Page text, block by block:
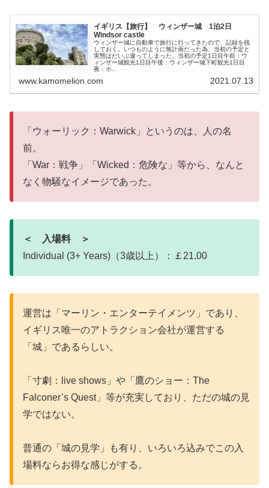
イギリス【旅行】 ウィンザー城 1泊2日
Windsor castle
ウィンザー城に自動車で旅行に行ってきたので、記録を残
しておく。いつものように無計画だった為、当初の予定と
実態はだいぶ違ってしまった。当初の予定1日目午前：ウ
ィンザー城観光1日目午後：ウィンザー城下町観光1日目
夜：ホ...
www.kamomelion.com 2021.07.13
「ウォーリック：Warwick」というのは、人の名
前。
「War：戦争」「Wicked：危険な」等から、なんと
なく物騒なイメージであった。
＜ 入場料 ＞
Individual (3+ Years)（3歳以上）：￡21.00
運営は「マーリン・エンターテイメンツ」であり、
イギリス唯一のアトラクション会社が運営する
「城」であるらしい。
「寸劇：live shows」や「鷹のショー：The
Falconer’s Quest」等が充実しており、ただの城の見
学ではない。
普通の「城の見学」も有り、いろいろ込みでこの入
場料ならお得な感じがする。